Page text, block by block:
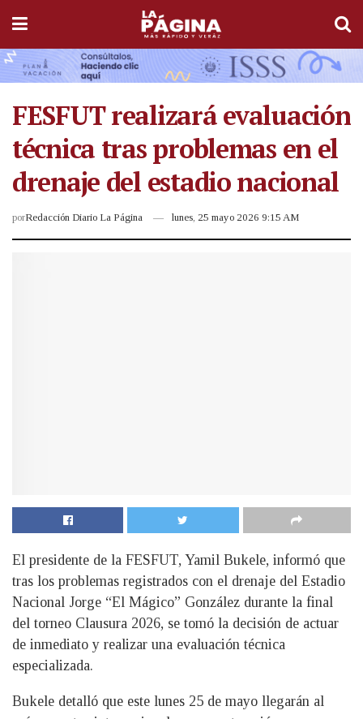
FESFUT realizará evaluación
técnica tras problemas en el
drenaje del estadio nacional
porRedacción Diario La Página lunes, 25 mayo 2026 9:15 AM
El presidente de la FESFUT, Yamil Bukele, informó que
tras los problemas registrados con el drenaje del Estadio
Nacional Jorge “El Mágico” González durante la final
del torneo Clausura 2026, se tomó la decisión de actuar
de inmediato y realizar una evaluación técnica
especializada.
Bukele detalló que este lunes 25 de mayo llegarán al